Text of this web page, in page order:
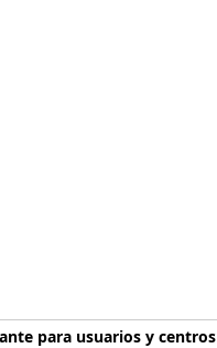
para usuarios y centros